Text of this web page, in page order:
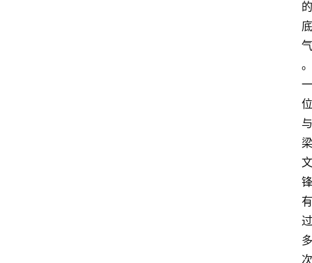
的
底
气
。
一
位
与
梁
文
锋
有
过
多
次